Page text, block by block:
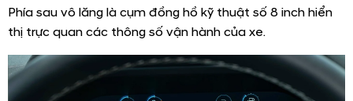
Phía sau vô lăng là cụm đồng hồ kỹ thuật số 8 inch hiển
thị trực quan các thông số vận hành của xe.